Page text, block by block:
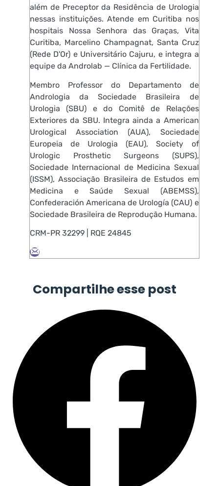
além de Preceptor da Residência de Urologia
nessas instituições. Atende em Curitiba nos
hospitais Nossa Senhora das Graças, Vita
Curitiba, Marcelino Champagnat, Santa Cruz
(Rede D'Or) e Universitário Cajuru, e integra a
equipe da Androlab — Clínica da Fertilidade.
Membro Professor do Departamento de
Andrologia da Sociedade Brasileira de
Urologia (SBU) e do Comitê de Relações
Exteriores da SBU. Integra ainda a American
Urological Association (AUA), Sociedade
Europeia de Urologia (EAU), Society of
Urologic Prosthetic Surgeons (SUPS),
Sociedade Internacional de Medicina Sexual
(ISSM), Associação Brasileira de Estudos em
Medicina e Saúde Sexual (ABEMSS),
Confederación Americana de Urología (CAU) e
Sociedade Brasileira de Reprodução Humana.
CRM-PR 32299 | RQE 24845
Compartilhe esse post